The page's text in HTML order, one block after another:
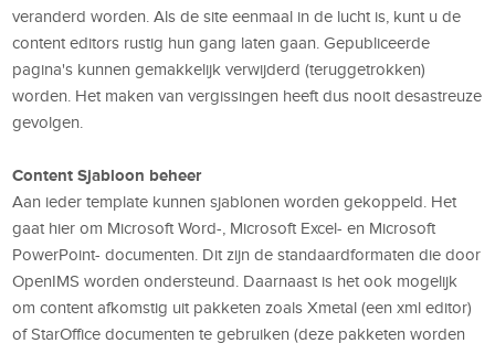
veranderd worden. Als de site eenmaal in de lucht is, kunt u de
content editors rustig hun gang laten gaan. Gepubliceerde
pagina's kunnen gemakkelijk verwijderd (teruggetrokken)
worden. Het maken van vergissingen heeft dus nooit desastreuze
gevolgen.
Content Sjabloon beheer
Aan ieder template kunnen sjablonen worden gekoppeld. Het
gaat hier om Microsoft Word-, Microsoft Excel- en Microsoft
PowerPoint- documenten. Dit zijn de standaardformaten die door
OpenIMS worden ondersteund. Daarnaast is het ook mogelijk
om content afkomstig uit pakketen zoals Xmetal (een xml editor)
of StarOffice documenten te gebruiken (deze pakketen worden